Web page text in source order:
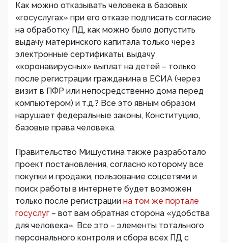
Как можно отказывать человека в базовых
«госуслугах» при его отказе подписать согласие
на обработку ПД, как можно было допустить
выдачу материнского капитала только через
электронные сертификаты, выдачу
«коронавирусных» выплат на детей – только
после регистрации гражданина в ЕСИА (через
визит в ПФР или непосредственно дома перед
компьютером) и т.д.? Все это явным образом
нарушает федеральные законы, Конституцию,
базовые права человека.
Правительство Мишустина также разработало
проект постановления, согласно которому все
покупки и продажи, пользование соцсетями и
поиск работы в интернете будет возможен
только после регистрации на том же портале
госуслуг – вот вам обратная сторона «удобства
для человека». Все это – элементы тотального
персонального контроля и сбора всех ПД с